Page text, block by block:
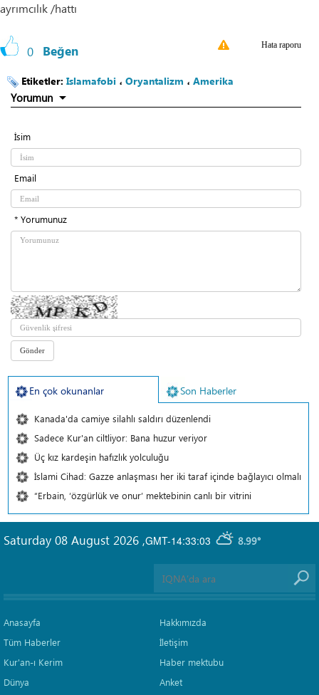
ayrımcılık /hattı
0 Beğen Hata raporu
Etiketler: Islamafobi ، Oryantalizm ، Amerika
Yorumun
İsim
Email
* Yorumunuz
En çok okunanlar Son Haberler
Kanada'da camiye silahlı saldırı düzenlendi
Sadece Kur'an ciltliyor: Bana huzur veriyor
Üç kız kardeşin hafızlık yolculuğu
İslami Cihad: Gazze anlaşması her iki taraf içinde bağlayıcı olmalı
“Erbain, ‘özgürlük ve onur’ mektebinin canlı bir vitrini
GMT-14:33:03 8.99°
Saturday 08 August 2026 ,
Anasayfa
Tüm Haberler
Kur'an-ı Kerim
Dünya
Hakkımızda
İletişim
Haber mektubu
Anket